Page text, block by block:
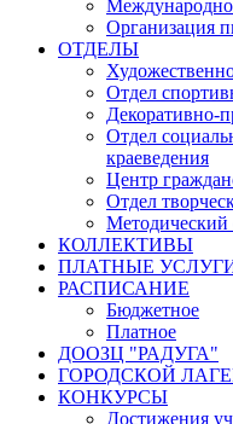
Организация
ОТДЕЛЫ
Отдел
Декоративно-
Отдел
краеведения
Центр
Отдел
Методический
КОЛЛЕКТИВЫ
ПЛАТНЫЕ
РАСПИСАНИЕ
Бюджетное
Платное
ДООЗЦ "РАДУГА"
ГОРОДСКОЙ
КОНКУРСЫ
Достижения